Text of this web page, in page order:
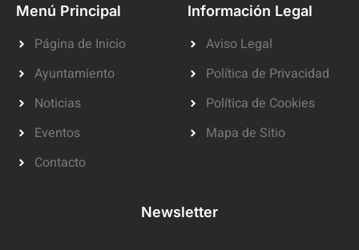
Menú Principal
Página de Inicio
Ayuntamiento
Noticias
Eventos
Contacto
Información Legal
Aviso Legal
Política de Privacidad
Política de Cookies
Mapa de Sitio
Newsletter